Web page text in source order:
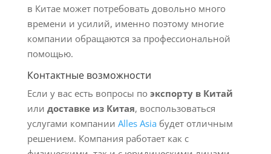
в Китае может потребовать довольно много
времени и усилий, именно поэтому многие
компании обращаются за профессиональной
помощью.
Контактные возможности
Если у вас есть вопросы по экспорту в Китай
или доставке из Китая, воспользоваться
услугами компании Alles Asia будет отличным
решением. Компания работает как с